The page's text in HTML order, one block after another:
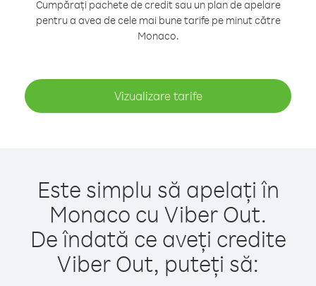
Cumpărați pachete de credit sau un plan de apelare
pentru a avea de cele mai bune tarife pe minut către
Monaco.
Vizualizare tarife
Este simplu să apelați în
Monaco cu Viber Out.
De îndată ce aveți credite
Viber Out, puteți să: